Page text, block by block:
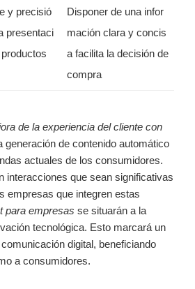
y precisió
presentaci
Disponer de una infor
mación clara y concis
a facilita la decisión de
compra
de la experiencia del cliente con
generación de contenido automático
actuales de los consumidores.
interacciones que sean significativas
empresas que integren estas
para empresas se situarán a la
tecnológica. Esto marcará un
digital, beneficiando
a consumidores.